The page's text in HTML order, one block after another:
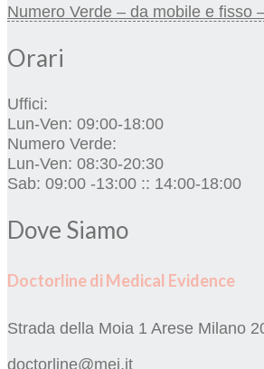
Numero Verde – da mobile e fisso
Orari
Uffici:
Lun-Ven: 09:00-18:00
Numero Verde:
Lun-Ven: 08:30-20:30
Sab: 09:00 -13:00 :: 14:00-18:00
Dove Siamo
Doctorline di Medical Evidence
Strada della Moia 1 Arese Milano
doctorline@mei.it